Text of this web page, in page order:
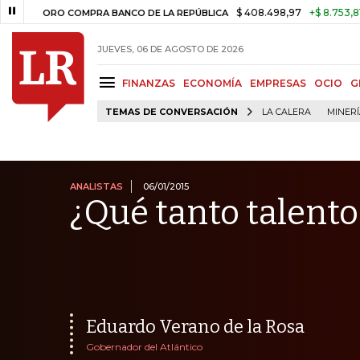
COMPRA BANCO DE LA REPÚBLICA $ 408.498,97 +$ 8.753,81 +2,19%
JUEVES, 06 DE AGOSTO DE 2026
FINANZAS ECONOMÍA EMPRESAS OCIO
TEMAS DE CONVERSACIÓN LA CALERA
ANALISTAS 06/01/2015
¿Qué tanto
Eduardo Verano de la Rosa
Gobernador del Atlántico